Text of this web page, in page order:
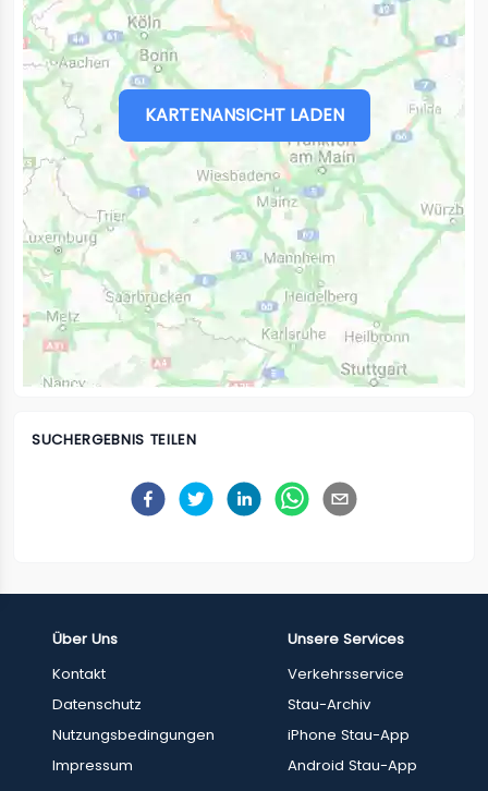
KARTENANSICHT LADEN
SUCHERGEBNIS TEILEN
Über Uns
Kontakt
Datenschutz
Nutzungsbedingungen
Impressum
Unsere Services
Verkehrsservice
Stau-Archiv
iPhone Stau-App
Android Stau-App